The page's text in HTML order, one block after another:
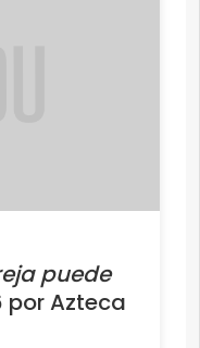
puede
por Azteca